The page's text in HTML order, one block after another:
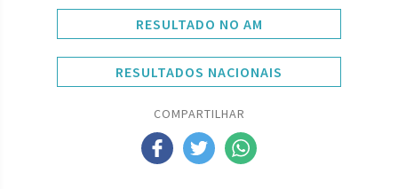
RESULTADO NO AM
RESULTADOS NACIONAIS
COMPARTILHAR